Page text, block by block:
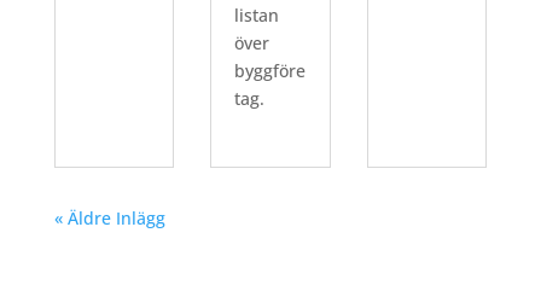
listan
över
byggföre
tag.
« Äldre Inlägg